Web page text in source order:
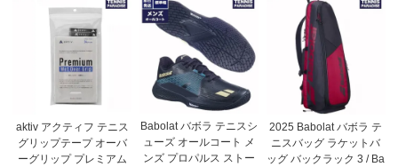
aktiv アクティフ テニス
グリップテープ オーバ
ーグリップ プレミアム
Babolat バボラ テニスシ
ューズ オールコート メ
ンズ プロパルス ストー
2025 Babolat バボラ テ
ニスバッグ ラケットバ
ッグ バックラック 3 / Ba